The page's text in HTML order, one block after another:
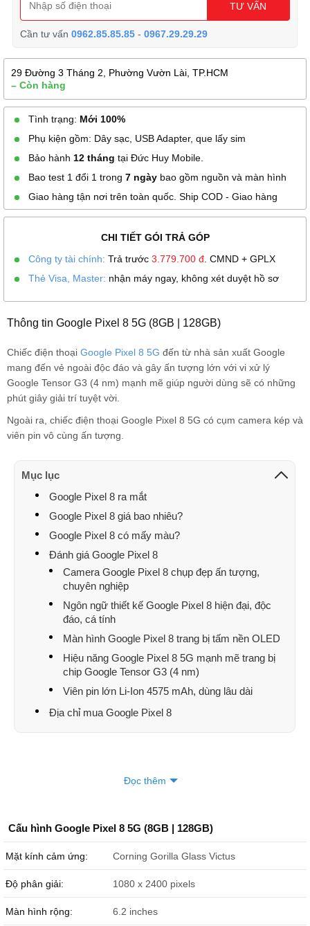
TƯ VẤN
Cần tư vấn0962.85.85.85 -0967.29.29.29
29 Đường 3 Tháng 2, Phường Vườn Lài, TP.HCM
– Còn hàng
Tình trạng: Mới 100%
Phụ kiện gồm: Dây sạc, USB Adapter, que lấy sim
Bảo hành 12 tháng tại Đức Huy Mobile.
Bao test 1 đổi 1 trong 7 ngày bao gồm nguồn và màn hình
Giao hàng tận nơi trên toàn quốc. Ship COD - Giao hàng
CHI TIẾT GÓI TRẢ GÓP
Công ty tài chính: Trả trước 3.779.700 đ . CMND + GPLX
Thẻ Visa, Master: nhận máy ngay, không xét duyệt hồ sơ
Thông tin Google Pixel 8 5G (8GB | 128GB)
Chiếc điện thoại Google Pixel 8 5G đến từ nhà sản xuất Google
mang đến vẻ ngoài độc đáo và gây ấn tượng lớn với vi xử lý
Google Tensor G3 (4 nm) mạnh mẽ giúp người dùng sẽ có những
phút giây giải trí tuyệt vời.
Ngoài ra, chiếc điện thoại Google Pixel 8 5G có cụm camera kép và
viên pin vô cùng ấn tượng.
Mục lục
Google Pixel 8 ra mắt
Google Pixel 8 giá bao nhiêu?
Google Pixel 8 có mấy màu?
Đánh giá Google Pixel 8
Camera Google Pixel 8 chụp đẹp ấn tượng,
chuyên nghiệp
Ngôn ngữ thiết kế Google Pixel 8 hiện đại, độc
đáo, cá tính
Màn hình Google Pixel 8 trang bị tấm nền OLED
Hiệu năng Google Pixel 8 5G mạnh mẽ trang bị
chip Google Tensor G3 (4 nm)
Viên pin lớn Li-Ion 4575 mAh, dùng lâu dài
Địa chỉ mua Google Pixel 8
Đọc thêm
Cấu hình Google Pixel 8 5G (8GB | 128GB)
Mặt kính cảm ứng: Corning Gorilla Glass Victus
Độ phân giải: 1080 x 2400 pixels
Màn hình rộng: 6.2 inches